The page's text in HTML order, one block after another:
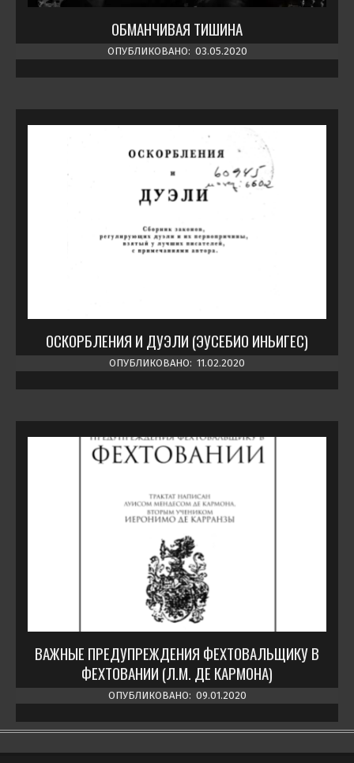
ОБМАНЧИВАЯ ТИШИНА
ОПУБЛИКОВАНО: 03.05.2020
ОСКОРБЛЕНИЯ И ДУЭЛИ (ЭУСЕБИО ИНЬИГЕС)
ОПУБЛИКОВАНО: 11.02.2020
ВАЖНЫЕ ПРЕДУПРЕЖДЕНИЯ ФЕХТОВАЛЬЩИКУ В
ФЕХТОВАНИИ (Л.М. ДЕ КАРМОНА)
ОПУБЛИКОВАНО: 09.01.2020